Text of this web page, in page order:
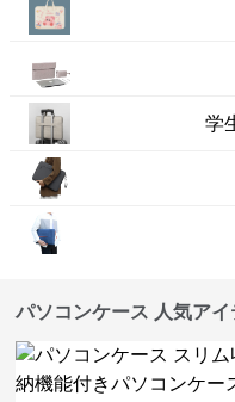
学
パソコンケース 人気アイ